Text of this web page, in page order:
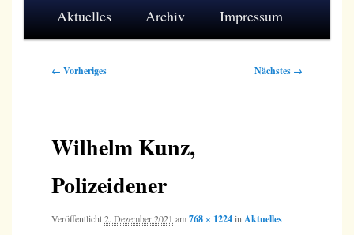
Aktuelles Archiv Impressum
Bilder-
← Vorheriges Nächstes →
Wilhelm Kunz,
Polizeidener
Veröffentlicht2. Dezember 2021 am768 × 1224in Aktuelles